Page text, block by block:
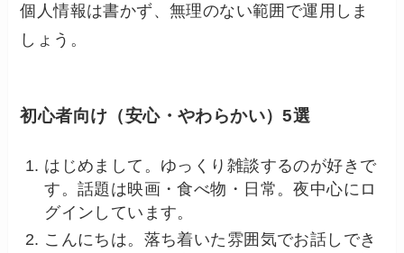
個人情報は書かず、無理のない範囲で運用しま
しょう。
初心者向け（安心・やわらかい）5選
はじめまして。ゆっくり雑談するのが好きで
す。話題は映画・食べ物・日常。夜中心にロ
グインしています。
こんにちは。落ち着いた雰囲気でお話しでき